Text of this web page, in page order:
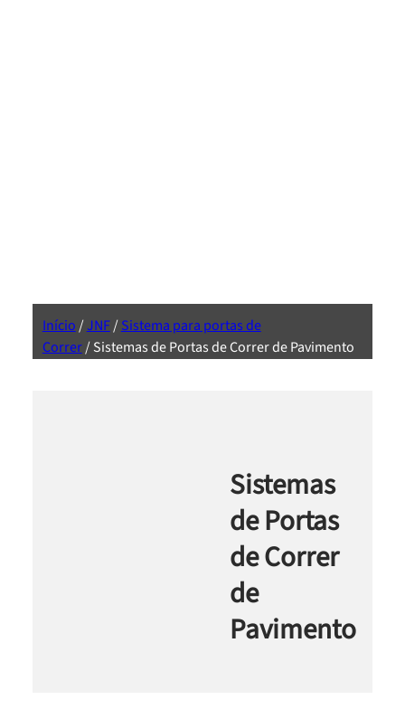
Início/JNF/Sistema para portas de
Correr/ Sistemas de Portas de Correr de Pavimento
Sistemas
de Portas
de Correr
de
Pavimento